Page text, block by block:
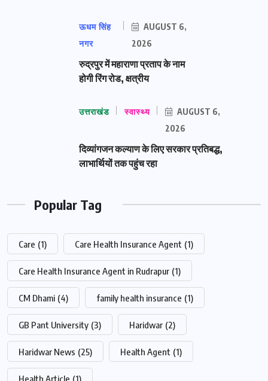
ऊधम सिंह
नगर
AUGUST 6,
2026
रुद्रपुर में महाराणा प्रताप के नाम
होगी रिंग रोड, क्षत्रीय
उत्तराखंड स्वास्थ्य
AUGUST 6,
2026
दिव्यांगजन कल्याण के लिए सरकार प्रतिबद्ध,
लाभार्थियों तक पहुंच रहा
Popular Tag
Care (1) Care Health Insurance Agent (1)
Care Health Insurance Agent in Rudrapur (1)
CM Dhami (4) family health insurance (1)
GB Pant University (3) Haridwar (2)
Haridwar News (25) Health Agent (1)
Health Article (1)